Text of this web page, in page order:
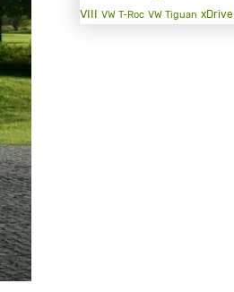
VIII VW T-Roc VW Tiguan xDrive